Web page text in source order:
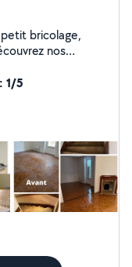
bricolage,
nos
1/5